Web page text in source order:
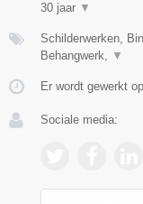
30 jaar ▼
Schilderwerken,
Behangwerk, ▼
Er wordt gewerkt
Sociale media: